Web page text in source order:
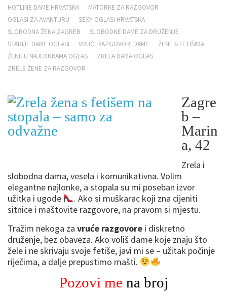
HOTLINE DAME HRVATSKA
MATORKE ZA RAZGOVOR
OGLASI ZA AVANTURU
SEXY OGLASI HRVATSKA
SLOBODNA ŽENA ZAGREB
SLOBODNE DAME ZA DRUŽENJE
STARIJE DAME OGLASI
VRUĆI RAZGOVORI DAME
ŽENE S FETIŠIMA
ŽENE U NAJLONKAMA OGLAS
ZRELA DAMA OGLAS
ZRELE ŽENE ZA RAZGOVOR
Zagre
b –
Marin
a, 42
Zrela i
slobodna dama, vesela i komunikativna. Volim
elegantne najlonke, a stopala su mi poseban izvor
užitka i ugode
. Ako si muškarac koji zna cijeniti
sitnice i maštovite razgovore, na pravom si mjestu.
Tražim nekoga za vruće razgovore i diskretno
druženje, bez obaveza. Ako voliš dame koje znaju što
žele i ne skrivaju svoje fetiše, javi mi se – užitak počinje
riječima, a dalje prepustimo mašti.
Pozovi me na broj